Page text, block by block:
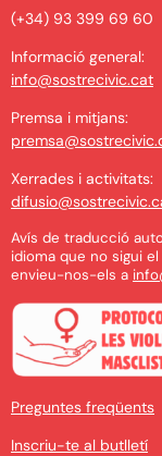
(+34) 93 399 69 60
Informació general:
info@sostrecivic.cat
Premsa i mitjans:
Xerrades i activitats:
Avís de traducció
idioma que no sigui
envieu-nos-els a
Preguntes freqüents
Inscriu-te al butlletí